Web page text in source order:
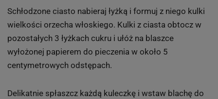
Schłodzone ciasto nabieraj łyżką i formuj z niego kulki
wielkości orzecha włoskiego. Kulki z ciasta obtocz w
pozostałych 3 łyżkach cukru i ułóż na blaszce
wyłożonej papierem do pieczenia w około 5
centymetrowych odstępach.
Delikatnie spłaszcz każdą kuleczkę i wstaw blachę do